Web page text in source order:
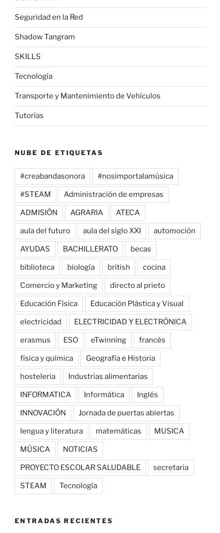
Seguridad en la Red
Shadow Tangram
SKILLS
Tecnología
Transporte y Mantenimiento de Vehículos
Tutorías
NUBE DE ETIQUETAS
#creabandasonora #nosimportalamúsica
#STEAM Administración de empresas
ADMISIÓN AGRARIA ATECA
aula del futuro aula del siglo XXI automoción
AYUDAS BACHILLERATO becas
biblioteca biología british cocina
Comercio y Marketing directo al prieto
Educación Física Educación Plástica y Visual
electricidad ELECTRICIDAD Y ELECTRÓNICA
erasmus ESO eTwinning francés
física y química Geografía e Historia
hosteleria Industrias alimentarias
INFORMATICA Informática Inglés
INNOVACIÓN Jornada de puertas abiertas
lengua y literatura matemáticas MUSICA
MÚSICA NOTICIAS
PROYECTO ESCOLAR SALUDABLE secretaria
STEAM Tecnología
ENTRADAS RECIENTES